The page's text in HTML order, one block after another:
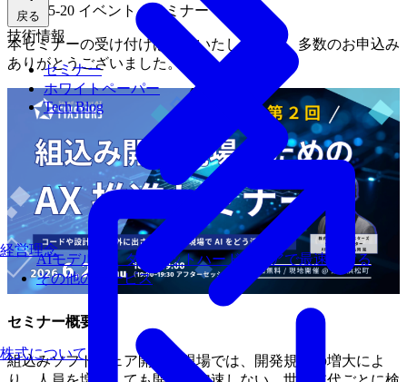
戻る
技術情報
セミナー
ホワイトペーパー
Tech Blog
経営理念
AIモデルを、ターゲットハードウェアで最速にする
その他のサービス
株式について
2026-05-20 イベント・セミナー
本セミナーの受け付けは終了いたしました。多数のお申込み
ありがとうございました。
セミナー概要
組込みソフトウェア開発の現場では、開発規模の増大によ